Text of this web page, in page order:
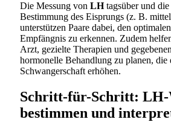
Die Messung von LHtagsüber und
Bestimmung des Eisprungs (z. B.
unterstützen Paare dabei, den
Empfängnis zu erkennen. Zudem
Arzt, gezielte Therapien und
hormonelle Behandlung zu planen, die
Schwangerschaft erhöhen.
Schritt-für-Schritt:
bestimmen und